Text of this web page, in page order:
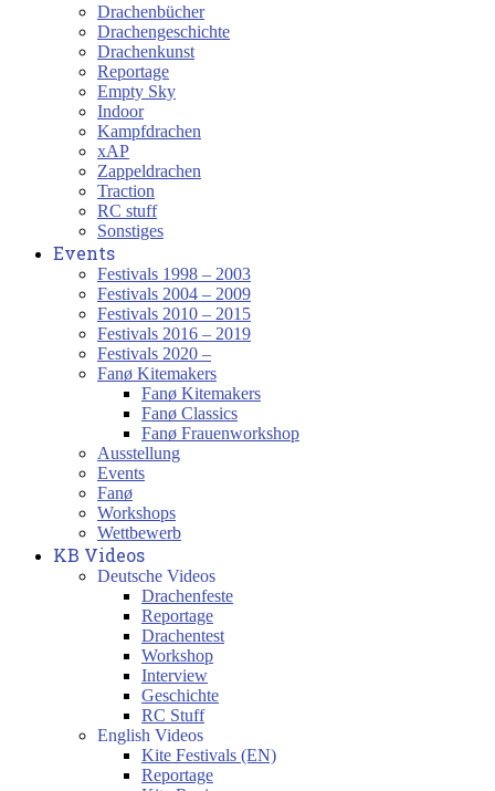
Drachenbücher
Drachengeschichte
Drachenkunst
Reportage
Empty Sky
Indoor
Kampfdrachen
xAP
Zappeldrachen
Traction
RC stuff
Sonstiges
Events
Festivals 1998 – 2003
Festivals 2004 – 2009
Festivals 2010 – 2015
Festivals 2016 – 2019
Festivals 2020 –
Fanø Kitemakers
Fanø Kitemakers
Fanø Classics
Fanø Frauenworkshop
Ausstellung
Events
Fanø
Workshops
Wettbewerb
KB Videos
Deutsche Videos
Drachenfeste
Reportage
Drachentest
Workshop
Interview
Geschichte
RC Stuff
English Videos
Kite Festivals (EN)
Reportage